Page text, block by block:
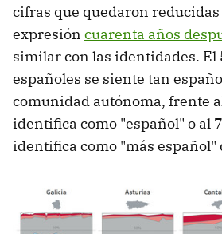
cifras que quedaron
expresión cuarenta años
similar con las identidades. El
españoles se siente tan
comunidad autónoma, frente
identifica como "español" o al
identifica como "más español"